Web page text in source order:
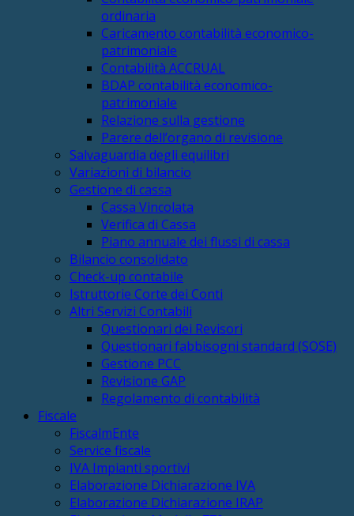
ordinaria
Caricamento contabilità economico-
patrimoniale
Contabilità ACCRUAL
BDAP contabilità economico-
patrimoniale
Relazione sulla gestione
Parere dell’organo di revisione
Salvaguardia degli equilibri
Variazioni di bilancio
Gestione di cassa
Cassa Vincolata
Verifica di Cassa
Piano annuale dei flussi di cassa
Bilancio consolidato
Check-up contabile
Istruttorie Corte dei Conti
Altri Servizi Contabili
Questionari dei Revisori
Questionari fabbisogni standard (SOSE)
Gestione PCC
Revisione GAP
Regolamento di contabilità
Fiscale
FiscalmEnte
Service fiscale
IVA Impianti sportivi
Elaborazione Dichiarazione IVA
Elaborazione Dichiarazione IRAP